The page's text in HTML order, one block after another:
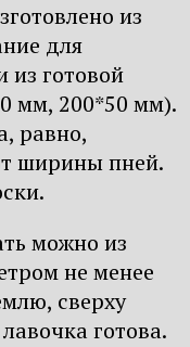
из
для
из готовой
мм, 200*50 мм).
равно,
ширины пней.
можно из
не менее
сверху
готова.